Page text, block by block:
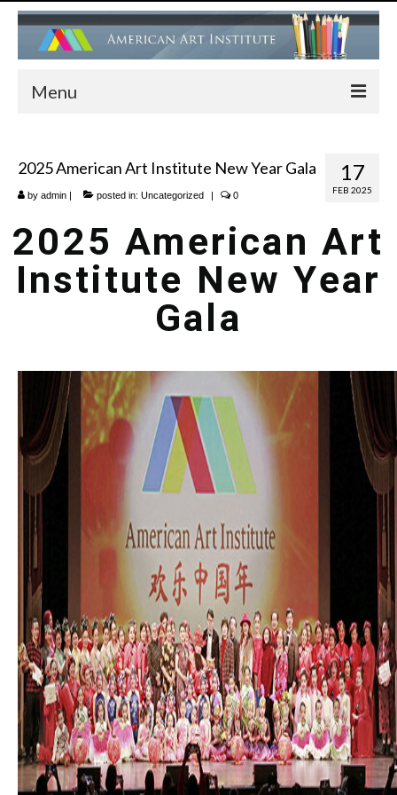
Menu
ADMISSIONS
PROGRAMS
Children’s Art Center (Drawing, Painting….)
Children’s Ballet Classes
Dance Performance
Drama & Acting
Summer Camp
2026 年3月26日旧金山侨报报道
[北美红杉林] 美国艺术学院2026新春大汇演
民族舞炫目受观众青睐
美国艺术学院马年新春大汇演在旧金山举行
美國藝術學院2025新春大匯演圓滿成功
國際新概念電影節台前幕後
歡樂中國年
American Art Institute 2025 New Year Gala
17
FEB 2025
2025 American Art Institute New Year Gala
by admin | posted in: Uncategorized | 0
2025 American Art
Institute New Year
Gala